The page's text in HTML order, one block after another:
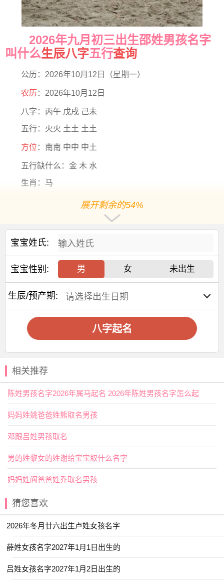
2026年九月初三出生邵姓男孩名字
叫什么生辰八字五行查询
公历：2026年10月12日（星期一）
农历 ：2026年10月12日
八字：丙午 戊戌 己未
五行：火火 土土 土土
方位 ：南南 中中 中土
五行缺什么：金 木 水
生肖：马
五行分析：五行【土旺】【缺金】【缺木】【缺水】，
年命纳音五行是【天河水】，年干支为【丙午】，日主天干
阳历2026-10-12出生，出生8年11个月0天后起运，阳历
大运干支：乙卯 乙丑 乙亥 乙酉 乙未 乙巳 乙卯 乙丑 乙
亥
交运年份：
2035 2045 2055 2065 2075 2085 2095 2105 2115
交运
：10岁 20岁 30岁 40岁 50岁 60岁 70岁 80
2026年九月初三出生邵姓男孩名字
叫什么宜用字
【彰】指明显，显著，文采美盛鲜明，如彰显；也指显
【慷】本义是情绪激昂意，也可表示人大方、热诚、大
度。比如起名用字慷乐、慷睿、慷坤。用作人名意指爽快、
2026年九月初三出生邵姓男孩名字
叫什么好名字推荐
【乐淳】 【楚越】 【岳琪】 【书承】
【煦晨】 【景梵】 【铖昊】 【晗尹】
【居易】 【文舟】 【亦仁】 【学易】
【星沉】 【棋轩】 【凡阳】 【锦誉】
【霖铭】 【崇宁】 【宸知】 【韬玉】
展开剩余的54%
宝宝姓氏:
宝宝性别: 男 女 未出生
生辰/预产期:
八字起名
相关推荐
陈姓男孩名字2026年属马起名 2026年陈姓男孩名字怎么起
妈妈姓姚爸爸姓熊取名男孩
邓跟吕姓男孩取名
男的姓黎女的姓谢给宝宝取什么名字
妈妈姓阎爸爸姓乔取名男孩
猜您喜欢
2026年冬月廿六出生卢姓女孩名字
薛姓女孩名字2027年1月1日出生的
吕姓女孩名字2027年1月2日出生的